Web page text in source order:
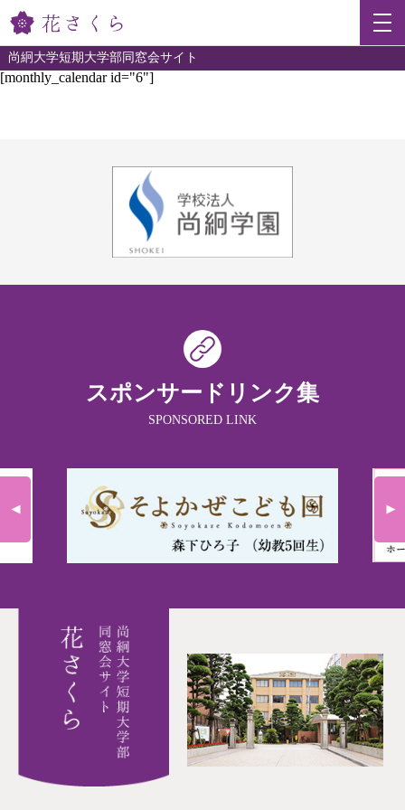
尚絅大学短期大学部同窓会サイト
[monthly_calendar id="6"]
スポンサードリンク集
SPONSORED LINK